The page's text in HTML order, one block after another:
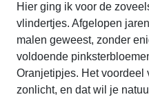
Hier ging ik voor de
vlindertjes. Afgelopen
malen geweest, zonder
voldoende
Oranjetipjes. Het voordeel
zonlicht, en dat wil je